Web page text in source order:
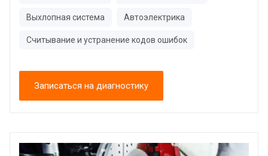
Выхлопная система Автоэлектрика
Считывание и устранение кодов ошибок
Записаться на диагностику